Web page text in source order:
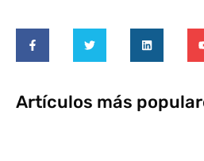
Artículos más